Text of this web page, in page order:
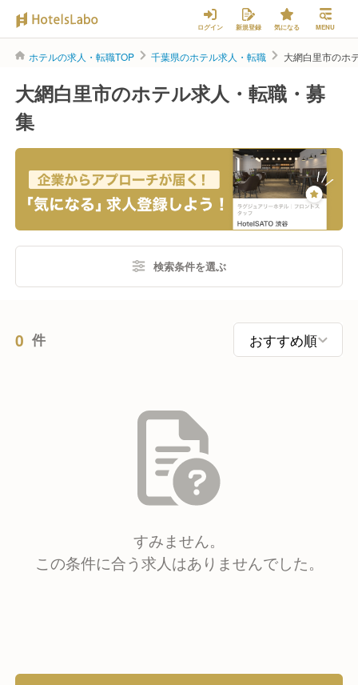
ログイン 新規登録 気になる MENU
ホテルの求人・転職TOP 千葉県のホテル求人・転職 大網白里市のホ
大網白里市のホテル求人・転職・募
集
検索条件を選ぶ
0 件
すみません。
この条件に合う求人はありませんでした。